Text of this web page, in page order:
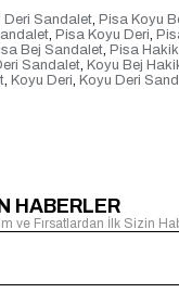
Deri Sandalet, Pisa Koyu
, Pisa Koyu Deri,
Bej Sandalet, Pisa
Sandalet, Koyu Bej
, Koyu Deri, Koyu Deri
HABERLER
ve Fırsatlardan İlk Sizin